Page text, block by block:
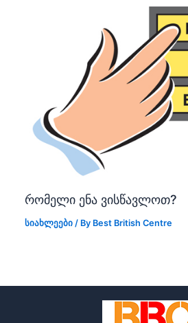
რომელი ენა ვისწავლოთ?
სიახლეები / By Best British Centre